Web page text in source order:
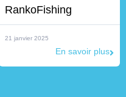
RankoFishing
21 janvier 2025
En savoir plus